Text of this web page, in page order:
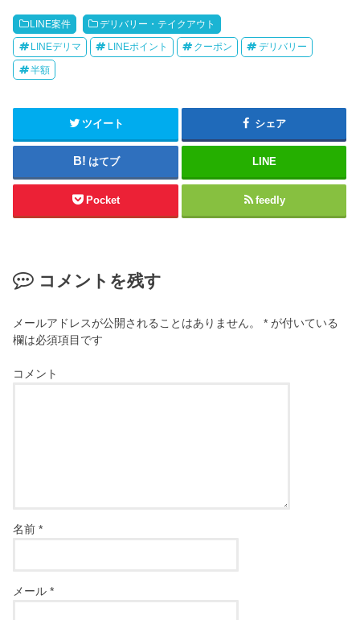
LINE案件 デリバリー・テイクアウト
LINEデリマ LINEポイント クーポン デリバリー
半額
ツイート シェア
はてブ LINE
Pocket feedly
コメントを残す
メールアドレスが公開されることはありません。 * が付いている
欄は必須項目です
コメント
名前*
メール*